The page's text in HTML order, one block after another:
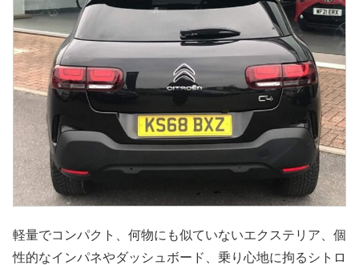
軽量でコンパクト、何物にも似ていないエクステリア、個
性的なインパネやダッシュボード、乗り心地に拘るシトロ